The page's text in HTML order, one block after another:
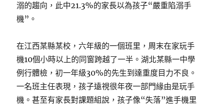
溺的趨向，此中21.3%的家長以為孩子“嚴重陷溺手
機”。
在江西某縣某校，六年級的一個班里，周末在家玩手
機10個小時以上的同窗跨越了一半。湖北某縣一中學
例行體檢，初一年級30%的先生到達重度目力不良。
一名班主任表現，孩子遠視很年夜一部門緣由是玩手
機。甚至有家長對課題組說，孩子像“失落”進手機里